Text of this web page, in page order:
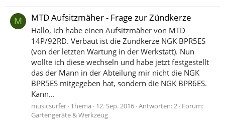
M MTD Aufsitzmäher - Frage zur Zündkerze
Hallo, ich habe einen Aufsitzmäher von MTD
14P/92RD. Verbaut ist die Zündkerze NGK BPR5ES
(von der letzten Wartung in der Werkstatt). Nun
wollte ich diese wechseln und habe jetzt festgestellt
das der Mann in der Abteilung mir nicht die NGK
BPR5ES mitgegeben hat, sondern die NGK BPR6ES.
Kann...
musicsurfer Thema 12. Sep. 2016 Antworten: 2 Forum:
Gartengeräte & Werkzeug